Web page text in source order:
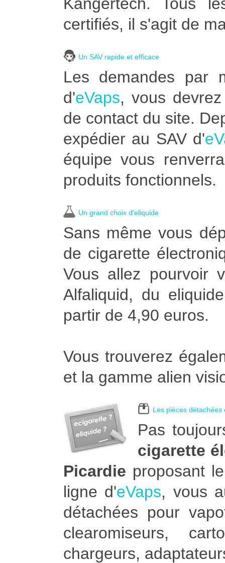
certifiés, il s'agit de
Un SAV rapide et efficace
Les demandes par
d'eVaps, vous
de contact du site.
expédier au SAV d'
équipe vous
produits fonctionnels.
Un grand choix d'eliquide
Sans même vous
de cigarette
Vous allez pourvoir
Alfaliquid, du
partir de 4,90 euros.
Vous trouverez
et la gamme alien
Les pièces détachées
Pas
cigarette
Picardie proposant
ligne d'eVaps, vous
détachées pour
clearomiseurs,
chargeurs,